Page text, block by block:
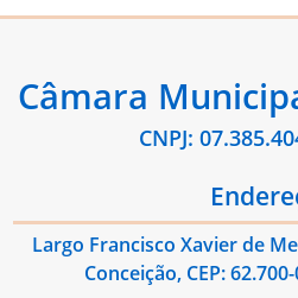
Câmara
CNPJ:
Largo Francisco Xavier de
Conceição, CEP: